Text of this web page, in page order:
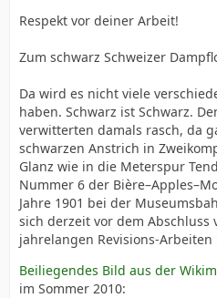
Respekt vor deiner Arbeit!
Zum schwarz Schweizer
Da wird es nicht viele
haben. Schwarz ist Schwarz.
verwitterten damals rasch, da
schwarzen Anstrich in
Glanz wie in die Meterspur
Nummer 6 der
Jahre 1901 bei der
sich derzeit vor dem Abschluss
jahrelangen Revisions-Arbeiten
Beiliegendes Bild aus der
im Sommer 2010: